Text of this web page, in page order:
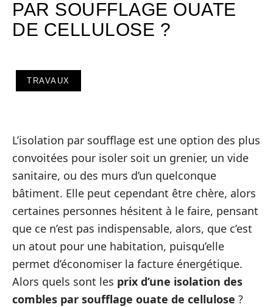
PAR SOUFFLAGE OUATE
DE CELLULOSE ?
TRAVAUX
L’isolation par soufflage est une option des plus
convoitées pour isoler soit un grenier, un vide
sanitaire, ou des murs d’un quelconque
bâtiment. Elle peut cependant être chère, alors
certaines personnes hésitent à le faire, pensant
que ce n’est pas indispensable, alors, que c’est
un atout pour une habitation, puisqu’elle
permet d’économiser la facture énergétique.
Alors quels sont les prix d’une isolation des
combles par soufflage ouate de cellulose ?